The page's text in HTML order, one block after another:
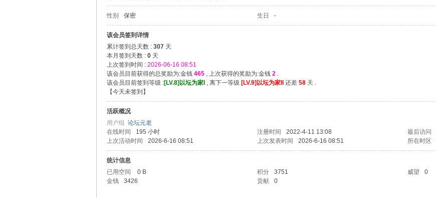
性别 保密 生日 -
该会员签到详情
累计签到总天数 : 307 天
本月签到天数 : 0 天
上次签到时间 : 2026-06-16 08:51
该会员目前获得的总奖励为:金钱 465 , 上次获得的奖励为:金钱 2 .
该会员目前签到等级 :[LV.8]以坛为家I , 离下一等级 [LV.9]以坛为家II 还差 58 天 .
【今天未签到 】
活跃概况
用户组 论坛元老
在线时间
195 小时 注册时间 2022-4-11 13:08 最后访问
上次活动时间
2026-6-16 08:51 上次发表时间 2026-6-16 08:51 所在时区
统计信息
已用空间
0 B 积分 3751 威望
0
金钱
3426 贡献 0